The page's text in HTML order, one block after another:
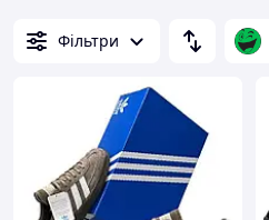
Фільтри